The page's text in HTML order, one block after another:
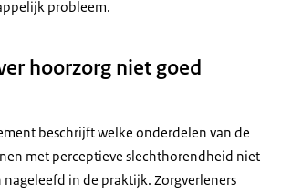
probleem.
hoorzorg niet goed
beschrijft welke onderdelen van de
met perceptieve slechthorendheid niet
in de praktijk. Zorgverleners